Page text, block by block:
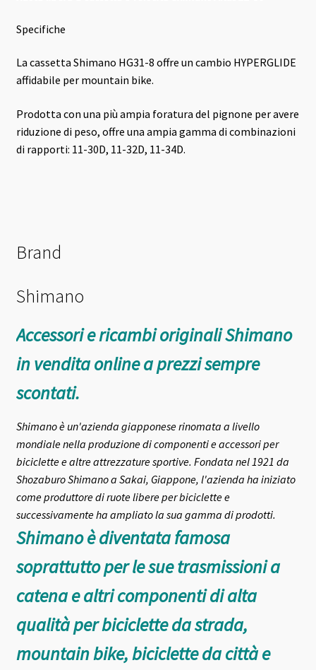
Specifiche
La cassetta Shimano HG31-8 offre un cambio HYPERGLIDE
affidabile per mountain bike.
Prodotta con una più ampia foratura del pignone per avere
riduzione di peso, offre una ampia gamma di combinazioni
di rapporti: 11-30D, 11-32D, 11-34D.
Brand
Shimano
Accessori e ricambi originali Shimano
in vendita online a prezzi sempre
scontati.
Shimano è un'azienda giapponese rinomata a livello
mondiale nella produzione di componenti e accessori per
biciclette e altre attrezzature sportive. Fondata nel 1921 da
Shozaburo Shimano a Sakai, Giappone, l'azienda ha iniziato
come produttore di ruote libere per biciclette e
successivamente ha ampliato la sua gamma di prodotti.
Shimano è diventata famosa
soprattutto per le sue trasmissioni a
catena e altri componenti di alta
qualità per biciclette da strada,
mountain bike, biciclette da città e